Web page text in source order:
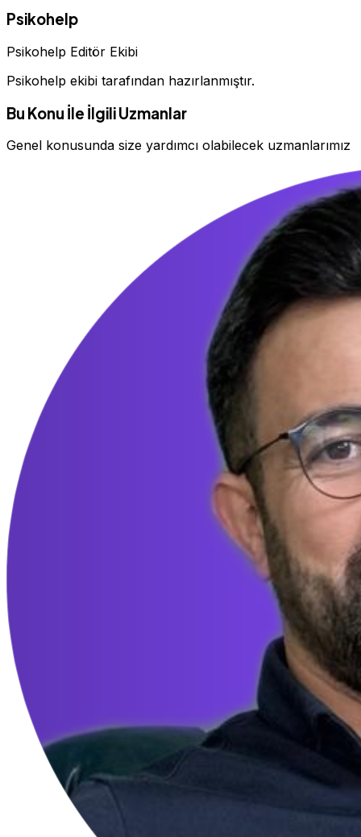
Psikohelp
Psikohelp Editör Ekibi
Psikohelp ekibi tarafından hazırlanmıştır.
Bu Konu İle İlgili Uzmanlar
Genel konusunda size yardımcı olabilecek uzmanlarımız